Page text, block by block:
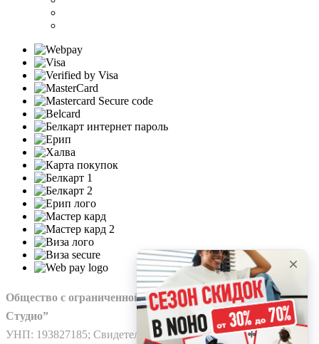
Общество с ограниченной ответственностью “Нохо
Студио”
УНП: 193827185; Свидетельство о гос. регистрации №